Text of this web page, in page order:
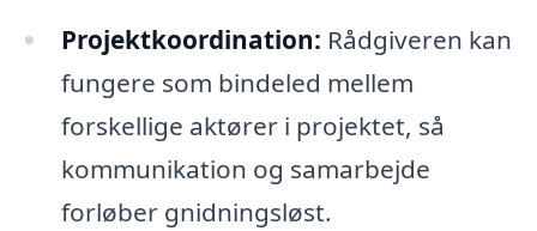
Projektkoordination: Rådgiveren kan
fungere som bindeled mellem
forskellige aktører i projektet, så
kommunikation og samarbejde
forløber gnidningsløst.